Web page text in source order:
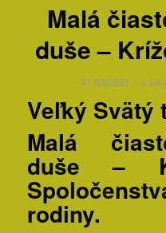
Malá
duše –
31/03/2021 / v
Veľký Svätý
Malá
duše –
rodiny.